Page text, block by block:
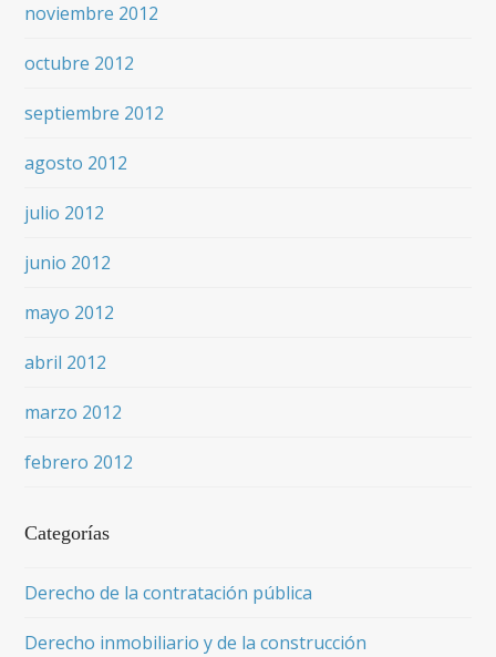
noviembre 2012
octubre 2012
septiembre 2012
agosto 2012
julio 2012
junio 2012
mayo 2012
abril 2012
marzo 2012
febrero 2012
Categorías
Derecho de la contratación pública
Derecho inmobiliario y de la construcción